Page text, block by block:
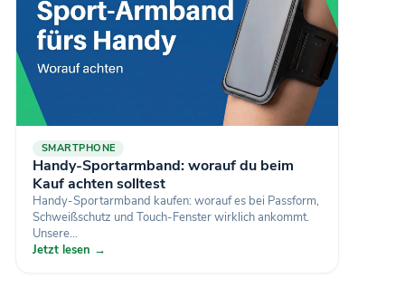
SMARTPHONE
Handy-Sportarmband: worauf du beim
Kauf achten solltest
Handy-Sportarmband kaufen: worauf es bei Passform,
Schweißschutz und Touch-Fenster wirklich ankommt.
Unsere...
Jetzt lesen →